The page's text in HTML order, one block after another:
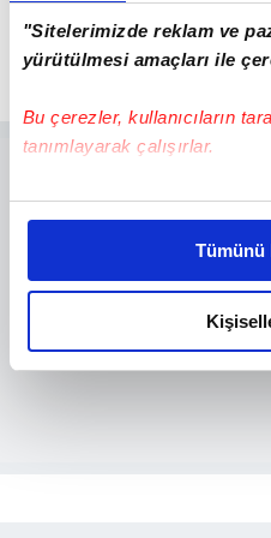
"Sitelerimizde reklam ve
yürütülmesi amaçları ile
Bu çerezler, kullanıcıların
tanımlayarak çalışırlar.
Bu çerezlere izin vermeniz
daha iyi reklam deneyimi
amacımızın size daha iyi
olduğunu ve sizlere en iyi
elimizden gelen çabayı
reklamların maliyetlerimizi
Tümünü
olarak belirlendi.